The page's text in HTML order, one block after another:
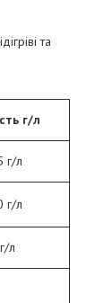
та
г/л
г/л
г/л
л